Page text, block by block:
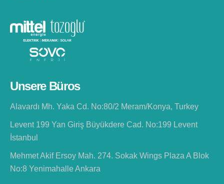
Unsere Büros
Alavardı Mh. Yaka Cd. No:80/2 Meram/Konya, Turkey
Levent 199 Yan Giriş Büyükdere Cad. No:199 Levent
İstanbul
Mehmet Akif Ersoy Mah. 274. Sokak Wings Plaza A Blok
No:8 Yenimahalle Ankara